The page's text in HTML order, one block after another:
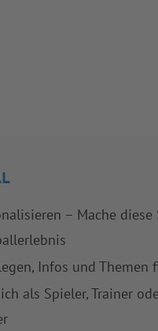
– Mache diese
Infos und Themen
als Spieler, Trainer